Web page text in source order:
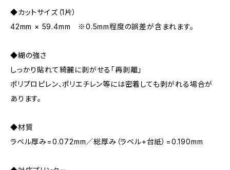
◆カットサイズ（1片）
42mm × 59.4mm ※0.5mm程度の誤差が含まれます。
◆糊の強さ
しっかり貼れて綺麗に剥がせる「再剥離」
ポリプロピレン、ポリエチレン等には密着しても剥がれる場合が
あります。
◆材質
ラベル厚み=0.072mm／総厚み（ラベル+台紙）=0.190mm